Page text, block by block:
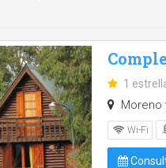
1
Moreno
Wi-Fi